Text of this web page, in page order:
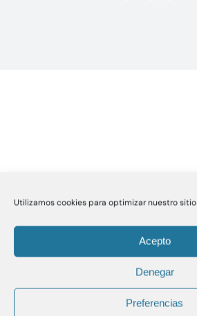
Utilizamos cookies para optimizar nuestro
Acepto
Denegar
Preferencias